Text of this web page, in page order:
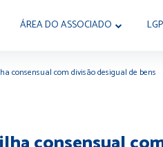
ÁREA DO ASSOCIADO
consensual com divisão desigual de bens